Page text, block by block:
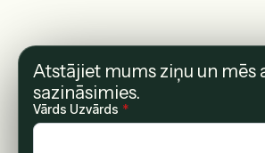
Atstājiet mums ziņu un mēs
sazināsimies.
Vārds Uzvārds *